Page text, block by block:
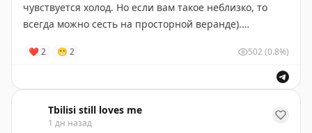
• акцией можно воспользоваться несколько раз, пока
не будет достигнут максимальный лимит кэшбэка
оплаты в «копилку» Ertguli
• предложение не распространяется на подарочные
сертификаты, а также продукцию Chanel и Dior.
Акция действует только 7 августа
чувствуется холод. Но если вам такое неблизко, то
всегда можно сесть на просторной веранде).
Еще больше хороших кофеен и не только можно
(сейчас его
можно купить с 50% скидкой)
Mark’n’Post— посылки / переезды / документы из/
❤ 2 😁 2 502 (0.8%)
Tbilisi still loves me
1 дн назад